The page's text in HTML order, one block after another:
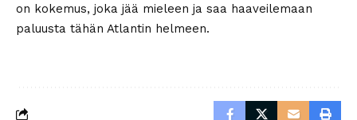
on kokemus, joka jää mieleen ja saa haaveilemaan
paluusta tähän Atlantin helmeen.